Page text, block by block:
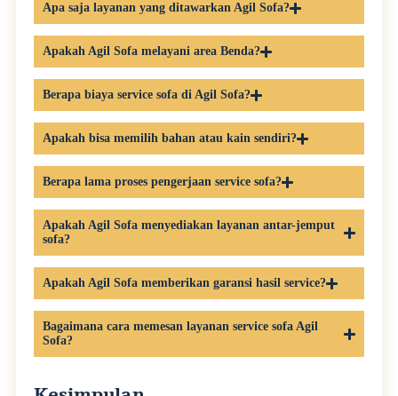
Apa saja layanan yang ditawarkan Agil Sofa?
Apakah Agil Sofa melayani area Benda?
Berapa biaya service sofa di Agil Sofa?
Apakah bisa memilih bahan atau kain sendiri?
Berapa lama proses pengerjaan service sofa?
Apakah Agil Sofa menyediakan layanan antar-jemput
sofa?
Apakah Agil Sofa memberikan garansi hasil service?
Bagaimana cara memesan layanan service sofa Agil
Sofa?